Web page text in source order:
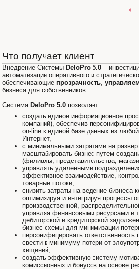
←
Что получает клиент
Внедрение Системы DeloPro 5.0 –
автоматизации оперативного и
обеспечивающие прозрачность,
бизнеса для собственников.
Система DeloPro 5.0 позволяет:
создать единое информационное
компаний), обеспечив
on-line к единой базе данных из
Интернет,
с минимальными затратами на
масштабировать бизнес путем
(филиалы, представительства,
управлять удаленными
эффективное взаимодействие,
товарные потоки,
снизить затраты на ведение бизнеса
оптимизируя и интегрируя процессы
производственной,
управляя финансовыми ресурсами и
дебиторской и кредиторской
бизнес-схемы для минимизации
персонифицировать ответственность
свести к минимуму потери от
хищений,
создать эффективную систему
комиссионных и бонусов на основе